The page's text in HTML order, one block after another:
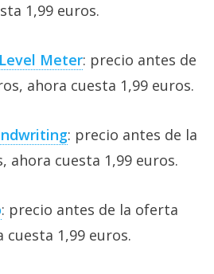
1,99 euros.
Meter: precio antes de
ahora cuesta 1,99 euros.
: precio antes de la
ahora cuesta 1,99 euros.
: precio antes de la oferta
cuesta 1,99 euros.